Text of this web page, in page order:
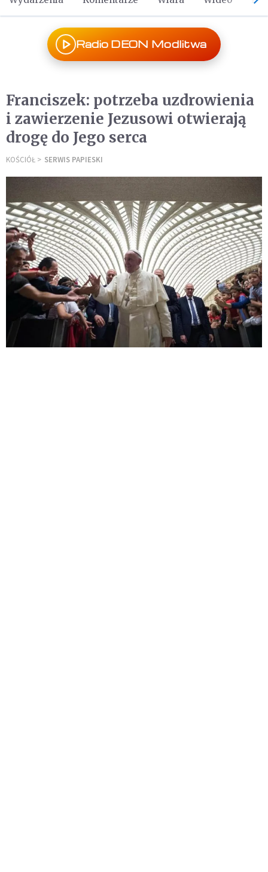
Radio DEON Modlitwa
Franciszek: potrzeba uzdrowienia
i zawierzenie Jezusowi otwierają
drogę do Jego serca
KOŚCIÓŁ SERWIS PAPIESKI